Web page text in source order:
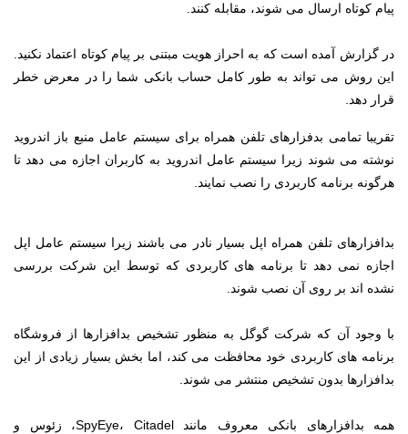
پیام كوتاه ارسال می شوند، مقابله كنند.
در گزارش آمده است كه به احراز هویت مبتنی بر پیام كوتاه اعتماد نكنید.
این روش می تواند به طور كامل حساب بانكی شما را در معرض خطر
قرار دهد.
تقریبا تمامی بدفزارهای تلفن همراه برای سیستم عامل منبع باز اندروید
نوشته می شوند زیرا سیستم عامل اندروید به كاربران اجازه می دهد تا
هرگونه برنامه كاربردی را نصب نمایند.
بدافزارهای تلفن همراه اپل بسیار نادر می باشند زیرا سیستم عامل اپل
اجازه نمی دهد تا برنامه های كاربردی كه توسط این شركت بررسی
نشده اند بر روی آن نصب شوند.
با وجود آن كه شركت گوگل به منظور تشخیص بدافزارها از فروشگاه
برنامه های كاربردی خود محافظت می كند، اما بخش بسیار زیادی از این
بدافزارها بدون تشخیص منتشر می شوند.
همه بدافزارهای بانكی معروف مانند SpyEye، Citadel، زئوس و